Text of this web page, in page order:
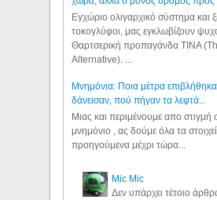
Εγχώριο ολιγαρχικό σύστημα και
τοκογλύφοι, μας εγκλωβίζουν
Θαρτσερική προπαγάνδα TINA
Alternative). ...
Μνημόνια: Ποια μέτρα
δάνεισαν, πού πήγαν τα λεφτά...
Μιας και περιμένουμε απο στιγμή
μνημόνιο , ας δούμε όλα τα
προηγούμενα μέχρι τώρα...
Mic Mic
Δεν υπάρχει τέτοιο